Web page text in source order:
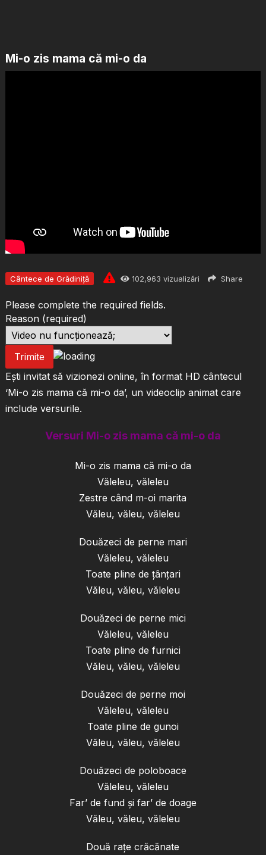
Mi-o zis mama că mi-o da
Cântece de Grădiniță 102,963 vizualizări Share
Please complete the required fields.
Reason (required)
Trimite
Ești invitat să vizionezi online, în format HD cântecul
‘Mi-o zis mama că mi-o da’, un videoclip animat care
include versurile.
Versuri Mi-o zis mama că mi-o da
Mi-o zis mama că mi-o da
Văleleu, văleleu
Zestre când m-oi marita
Văleu, văleu, văleleu
Douăzeci de perne mari
Văleleu, văleleu
Toate pline de țânțari
Văleu, văleu, văleleu
Douăzeci de perne mici
Văleleu, văleleu
Toate pline de furnici
Văleu, văleu, văleleu
Douăzeci de perne moi
Văleleu, văleleu
Toate pline de gunoi
Văleu, văleu, văleleu
Douăzeci de poloboace
Văleleu, văleleu
Far’ de fund și far’ de doage
Văleu, văleu, văleleu
Două rațe crăcănate